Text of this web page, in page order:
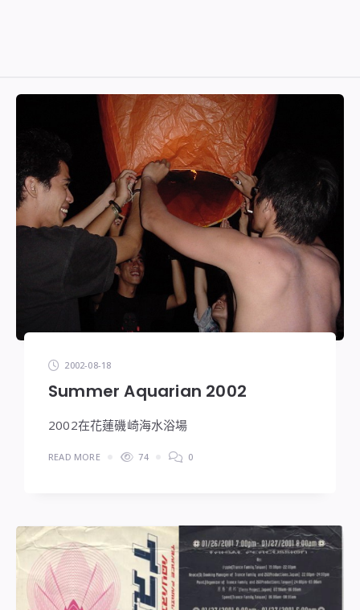
2002-08-18
Summer Aquarian 2002
2002在花蓮磯崎海水浴場
READ MORE 74 0